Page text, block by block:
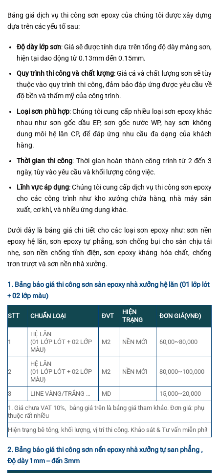
Bảng giá dịch vụ thi công sơn epoxy của chúng tôi được xây dựng
dựa trên các yếu tố sau:
Độ dày lớp sơn: Giá sẽ được tính dựa trên tổng độ dày màng sơn,
hiện tại dao động từ 0.13mm đến 0.15mm.
Quy trình thi công và chất lượng: Giá cả và chất lượng sơn sẽ tùy
thuộc vào quy trình thi công, đảm bảo đáp ứng được yêu cầu về
độ bền và thẩm mỹ của công trình.
Loại sơn phù hợp: Chúng tôi cung cấp nhiều loại sơn epoxy khác
nhau như sơn gốc dầu EP, sơn gốc nước WP, hay sơn không
dung môi hệ lăn CP, để đáp ứng nhu cầu đa dạng của khách
hàng.
Thời gian thi công: Thời gian hoàn thành công trình từ 2 đến 3
ngày, tùy vào yêu cầu và khối lượng công việc.
Lĩnh vực áp dụng: Chúng tôi cung cấp dịch vụ thi công sơn epoxy
cho các công trình như kho xưởng chứa hàng, nhà máy sản
xuất, cơ khí, và nhiều ứng dụng khác.
Dưới đây là bảng giá chi tiết cho các loại sơn epoxy như: sơn nền
epoxy hệ lăn, sơn epoxy tự phẳng, sơn chống bụi cho sàn chịu tải
nhẹ, sơn nền chống tĩnh điện, sơn epoxy kháng hóa chất, chống
trơn trượt và sơn nền nhà xưởng.
1. Bảng báo giá thi công sơn sàn epoxy nhà xưởng hệ lăn (01 lớp lót
+ 02 lớp màu)
STT CHUẨN LOẠI ĐVT
HIỆN
TRẠNG
ĐƠN GIÁ(VNĐ)
1
HỆ LĂN
(01 LỚP LÓT + 02 LỚP
MÀU)
M2 NỀN MỚI 60,00~80,000
2
HỆ LĂN
(01 LỚP LÓT + 02 LỚP
MÀU)
M2 NỀN MỚI 80,000~100,000
3 LINE VÀNG/TRẮNG … MD
15,000~20,000
1. Giá chưa VAT 10%, bảng giá trên là bảng giá tham khảo. Đơn giá: phụ
thuộc rất nhiều
Hiện trạng bê tông, khối lượng, vị trí thi công. Khảo sát & Tư vấn miễn phí!
2. Bảng báo giá thi công sơn nền epoxy nhà xưởng tự san phẳng ,
Độ dày 1mm – đến 3mm